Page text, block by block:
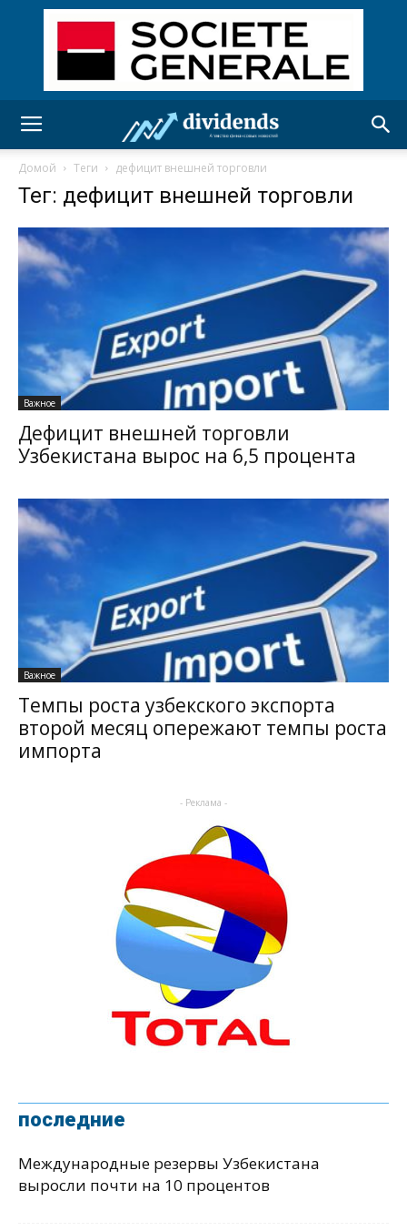
Домой Теги дефицит внешней торговли
Тег: дефицит внешней торговли
Важное
Дефицит внешней торговли
Узбекистана вырос на 6,5 процента
Важное
Темпы роста узбекского экспорта
второй месяц опережают темпы роста
импорта
- Реклама -
последние
Международные резервы Узбекистана
выросли почти на 10 процентов